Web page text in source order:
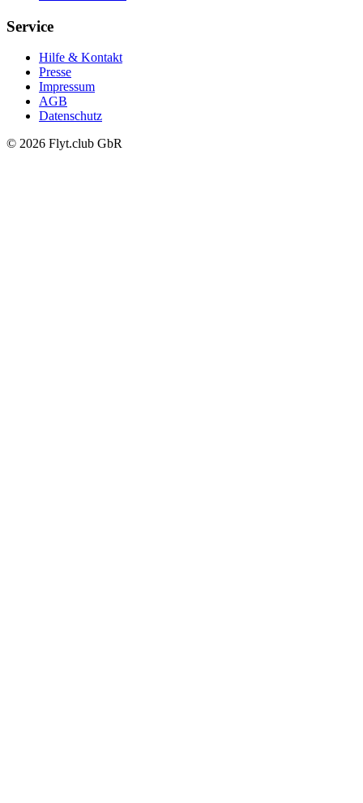
Service
Hilfe & Kontakt
Presse
Impressum
AGB
Datenschutz
© 2026 Flyt.club GbR